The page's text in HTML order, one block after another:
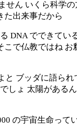
ん いくら科学
た出来事だから
DNA でできてい
で仏教ではね
ブッダに語ら
しょ 太陽がある
の宇宙生命って